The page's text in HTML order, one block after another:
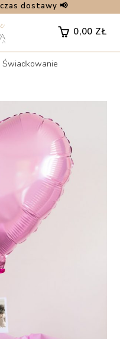
dostawy 📢
0,00 ZŁ
Świadkowanie